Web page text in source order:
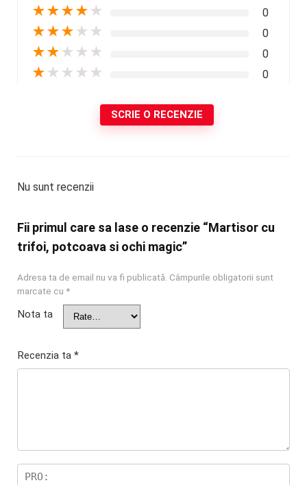
★★★★ ★ 0
★★★ ★ ★ 0
★★ ★ ★ ★ 0
★ ★ ★ ★ ★ 0
SCRIE O RECENZIE
Nu sunt recenzii
Fii primul care sa lase o recenzie “Martisor cu
trifoi, potcoava si ochi magic”
Adresa ta de email nu va fi publicată. Câmpurile obligatorii sunt
marcate cu *
Nota ta
Recenzia ta *